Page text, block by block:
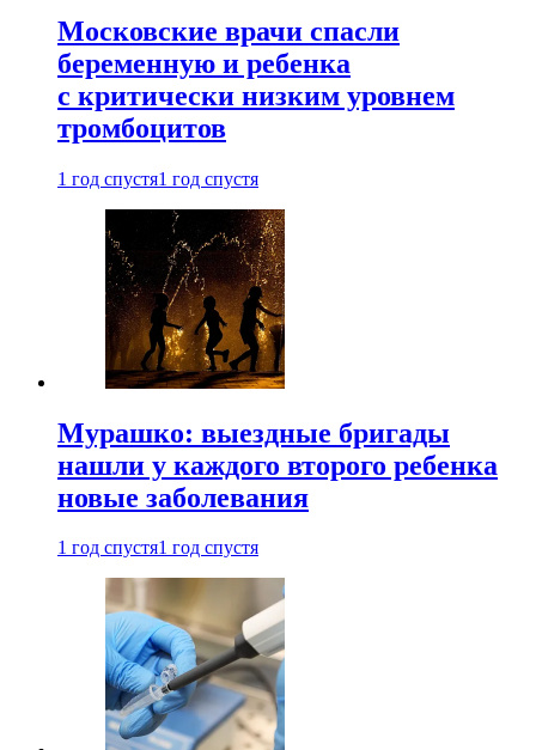
Московские врачи спасли
беременную и ребенка
с критически низким уровнем
тромбоцитов
1 год спустя1 год спустя
Мурашко: выездные бригады
нашли у каждого второго ребенка
новые заболевания
1 год спустя1 год спустя